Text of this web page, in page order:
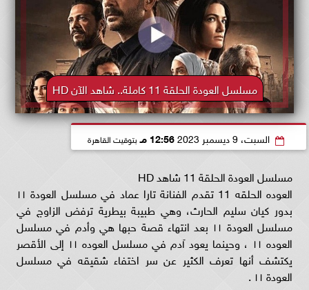
مسلسل العودة الحلقة 11 كاملة.. شاهد الآن HD
السبت، 9 ديسمبر 2023 12:56 مـ بتوقيت القاهرة
مسلسل العودة الحلقة 11 شاهد HD
العوده الحلقه 11 تقدم الفنانة تارا عماد في مسلسل العودة ١١
بدور كيان سليم الحارث، وهي طبيبة بيطرية ترفض الزاوج في
مسلسل العودة ١١ بعد انتهاء قصة حبها هي وأدم في مسلسل
العوده ١١ ، وحينما يعود آدم في مسلسل العوده ١١ إلى الأقصر
يكتشف أنها تعرف الكثير عن سر اختفاء شقيقه في مسلسل
العودة ١١ .